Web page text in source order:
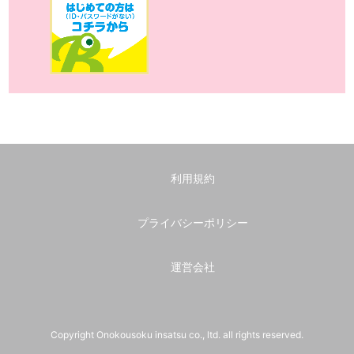
利用規約
プライバシーポリシー
運営会社
Copyright Onokousoku insatsu co., ltd. all rights reserved.